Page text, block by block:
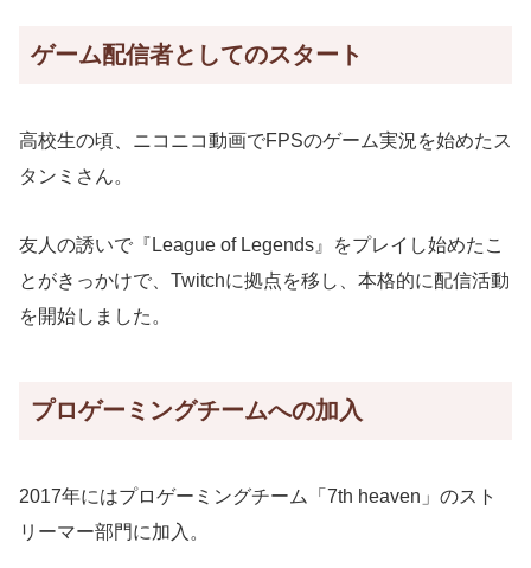
ゲーム配信者としてのスタート
高校生の頃、ニコニコ動画でFPSのゲーム実況を始めたス
タンミさん。
友人の誘いで『League of Legends』をプレイし始めたこ
とがきっかけで、Twitchに拠点を移し、本格的に配信活動
を開始しました。
プロゲーミングチームへの加入
2017年にはプロゲーミングチーム「7th heaven」のスト
リーマー部門に加入。